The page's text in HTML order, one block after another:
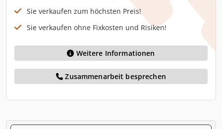
Sie verkaufen zum höchsten Preis!
Sie verkaufen ohne Fixkosten und Risiken!
Weitere Informationen
Zusammenarbeit besprechen